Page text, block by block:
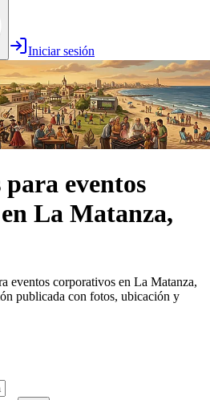
Iniciar sesión
para eventos
en La Matanza,
eventos corporativos en La Matanza,
publicada con fotos, ubicación y